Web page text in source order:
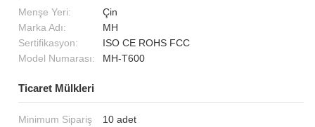
Menşe Yeri:
Çin
Marka Adı:
MH
Sertifikasyon:
ISO CE ROHS FCC
Model Numarası:
MH-T600
Ticaret Mülkleri
Minimum Sipariş
10 adet